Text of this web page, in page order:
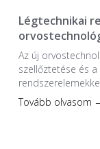
Légtechnikai
Az új
szellőztetése és
Tovább olvasom